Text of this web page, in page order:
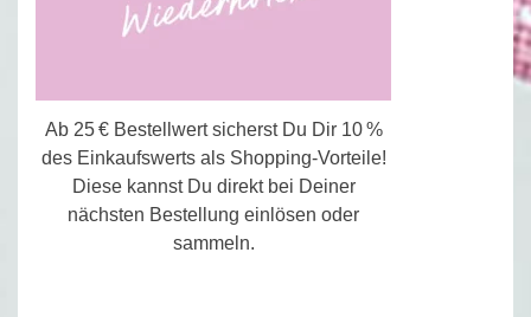
Ab 25 € Bestellwert sicherst Du Dir 10 %
des Einkaufswerts als Shopping-Vorteile!
Diese kannst Du direkt bei Deiner
nächsten Bestellung einlösen oder
sammeln.